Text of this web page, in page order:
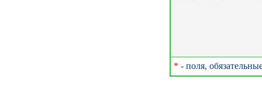
* - поля,